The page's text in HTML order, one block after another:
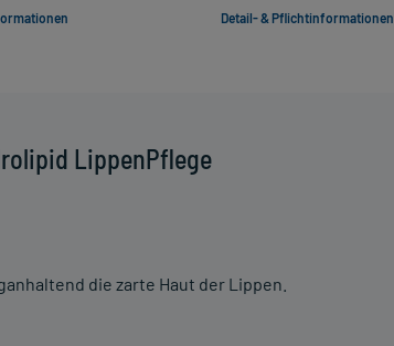
LippenPflege
die zarte Haut der Lippen.
Detail- & Pflichtinformationen